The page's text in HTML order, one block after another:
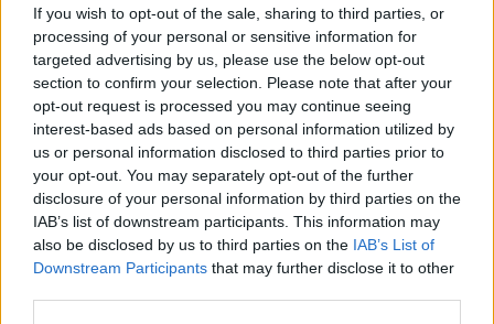
If you wish to opt-out of the sale, sharing to third parties, or
processing of your personal or sensitive information for
targeted advertising by us, please use the below opt-out
section to confirm your selection. Please note that after your
opt-out request is processed you may continue seeing
interest-based ads based on personal information utilized by
us or personal information disclosed to third parties prior to
your opt-out. You may separately opt-out of the further
disclosure of your personal information by third parties on the
IAB’s list of downstream participants. This information may
also be disclosed by us to third parties on the IAB’s List of
Downstream Participants that may further disclose it to other
στάδιο: ''OPAP Arena''.
56'
Έχουμε αλλαγή. Μέσα ο Σαντιάγκο Έσε,
έξω ο Ντάνι Γκαρσία.
56'
Αλλαγή. Μέσα ο Ζέλσον Μαρτίνς, έξω ο
Ντανιέλ Ποντένσε.
55' ΑΕΚ κερδίζει το πλάγιο.
54' Ολυμπιακός έχει το πλάγιο.
53' Ολυμπιακός έχει το ελεύθερο.
Οι παίχτες (ΑΕΚ) προωθούν τη μπάλα. Ο
Βαρνάμπας Βάργκα βρίσκεται σε καλή θέση.
Σουτάρει...όμως η μπάλα καταλήγει άουτ.